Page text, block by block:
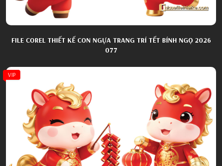
FILE COREL THIẾT KẾ CON NGỰA TRANG TRÍ TẾT BÍNH NGỌ 2026
077
VIP